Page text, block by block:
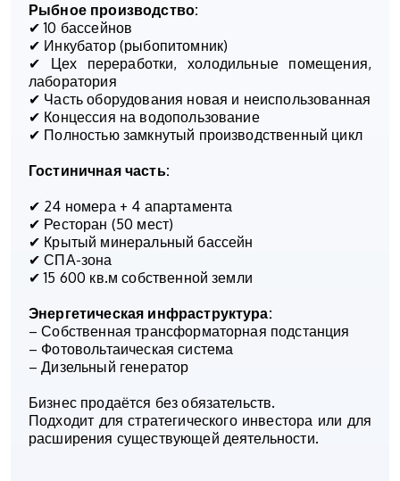
Рыбное производство:
✔ 10 бассейнов
✔ Инкубатор (рыбопитомник)
✔ Цех переработки, холодильные помещения,
лаборатория
✔ Часть оборудования новая и неиспользованная
✔ Концессия на водопользование
✔ Полностью замкнутый производственный цикл
Гостиничная часть:
✔ 24 номера + 4 апартамента
✔ Ресторан (50 мест)
✔ Крытый минеральный бассейн
✔ СПА-зона
✔ 15 600 кв.м собственной земли
Энергетическая инфраструктура:
– Собственная трансформаторная подстанция
– Фотовольтаическая система
– Дизельный генератор
Бизнес продаётся без обязательств.
Подходит для стратегического инвестора или для
расширения существующей деятельности.